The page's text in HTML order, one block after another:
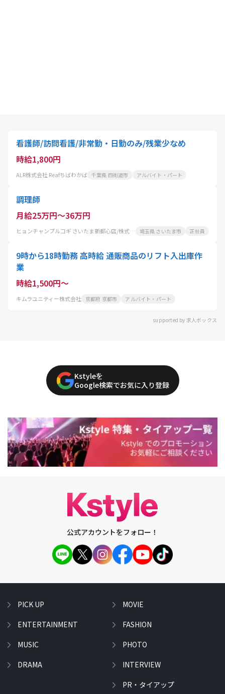
看護師/訪問看護/非常勤・日勤のみ/残業少なめ
時給1,800円
ALR株式会社 Reafちばわかば 千葉県 四街道市 アルバイト・パート
調理師
月給25万円～36万円
ヒョンチャンプルコギ さいたま新都心店/株式会社 コーフク 埼玉県 さいたま市 正社員
9時から18時勤務 高時給 通販商品のリフト入出庫作
業
時給1,500円～
キムラユニティー株式会社 京都府 京都市 アルバイト・パート
supported by 求人ボックス
Kstyleを
Google検索でお気に入り登録
公式アカウントをフォロー！
PICK UP
ENTERTAINMENT
MUSIC
DRAMA
MOVIE
FASHION
PHOTO
INTERVIEW
PR・タイアップ